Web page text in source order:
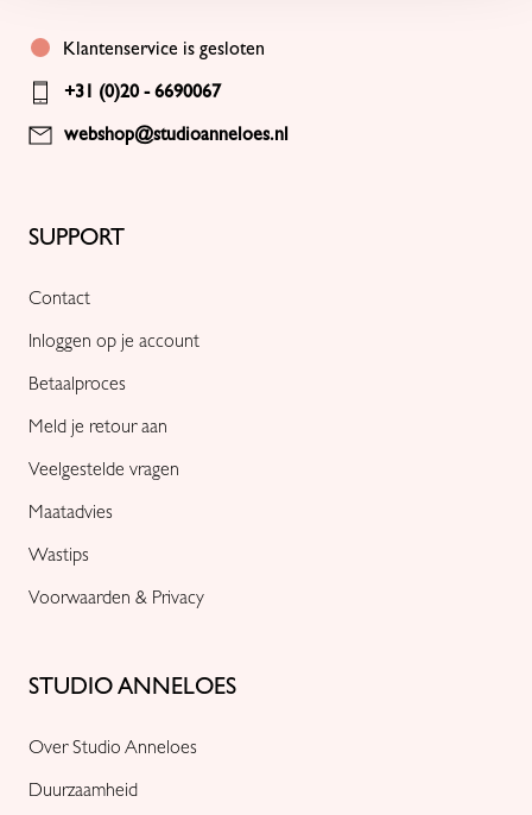
STUDIO ANNELOES
Over Studio Anneloes
Duurzaamheid
SUPPORT
Contact
Inloggen op je account
Betaalproces
Meld je retour aan
Veelgestelde vragen
Maatadvies
Wastips
Voorwaarden & Privacy
Klantenservice is gesloten
+31 (0)20 - 6690067
webshop@studioanneloes.nl